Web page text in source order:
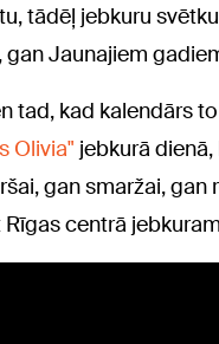
tādēļ jebkuru
Jaunajiem
tad, kad kalendārs
Olivia" jebkurā
gan smaržai, gan
centrā